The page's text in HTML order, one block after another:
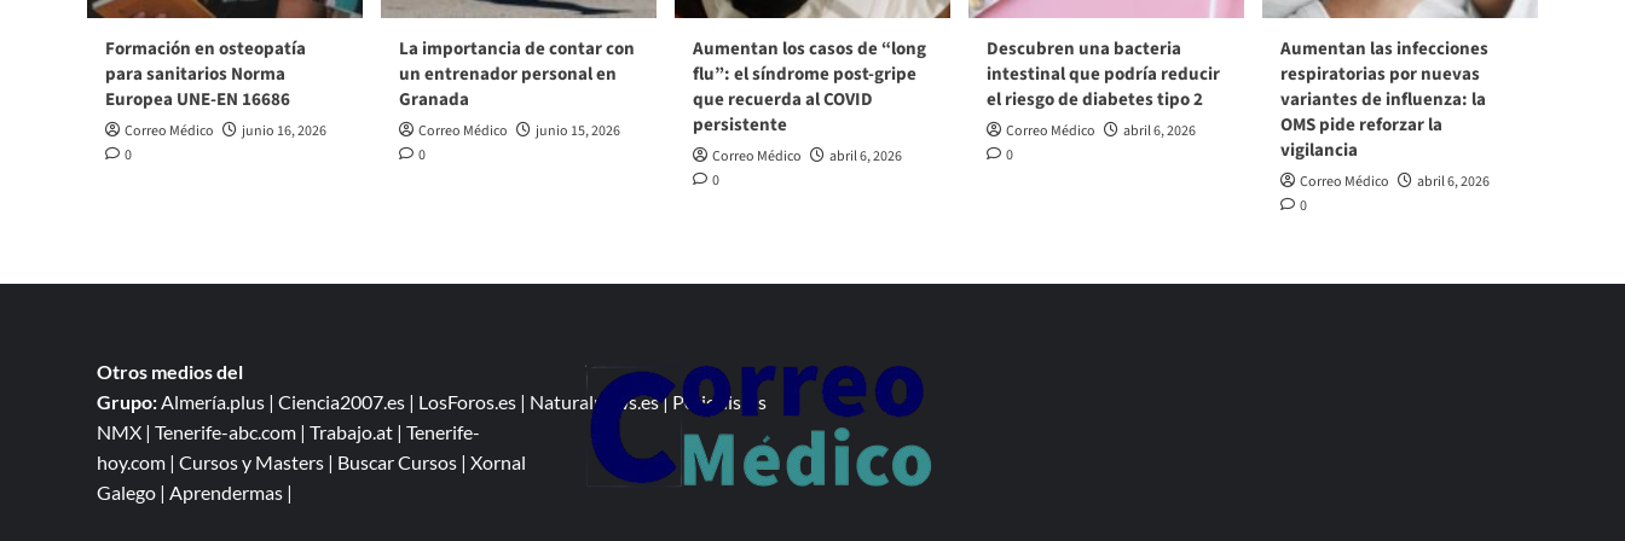
Formación en osteopatía
para sanitarios Norma
Europea UNE-EN 16686
Correo Médico
junio 16, 2026
0
La importancia de contar con
un entrenador personal en
Granada
Correo Médico
junio 15, 2026
0
Aumentan los casos de “long
flu”: el síndrome post‑gripe
que recuerda al COVID
persistente
Correo Médico
abril 6, 2026
0
Descubren una bacteria
intestinal que podría reducir
el riesgo de diabetes tipo 2
Correo Médico
abril 6, 2026
0
Aumentan las infecciones
respiratorias por nuevas
variantes de influenza: la
OMS pide reforzar la
vigilancia
Correo Médico
abril 6, 2026
0
Otros medios del
Grupo:Almería.plus| Ciencia2007.es| LosForos.es| Naturalnews.es|Periodistas
NMX| Tenerife-abc.com| Trabajo.at| Tenerife-
hoy.com| Cursos y Masters| Buscar Cursos| Xornal
Galego| Aprendermas|